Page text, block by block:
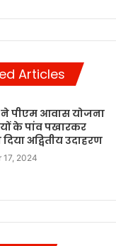
Articles
पीएम आवास योजना
के पांव पखारकर
अद्वितीय उदाहरण
17, 2024